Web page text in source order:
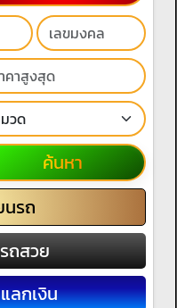
ค้นหา
นรถ
ถสวย
ลกเงิน